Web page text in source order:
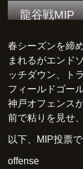
龍谷戦MIP
春シーズンを締
まれるがエンド
ッチダウン、ト
フィールドゴー
神戸オフェンス
前で粘りを見せ
以下、MIP投票
offense